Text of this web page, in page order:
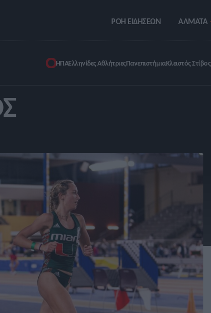
ΡΟΗ ΕΙΔΗΣΕΩΝ ΑΛΜΑΤΑ
ΗΠΑΕλληνίδες ΑθλήτριεςΠανεπιστήμιαΚλειστός Στίβος